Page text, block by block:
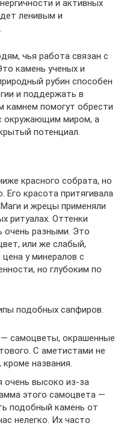
и активных
ленивым и
чья работа связан с
камень ученых и
рубин способен
и поддержать в
камнем помогут обрести
окружающим миром, а
потенциал.
красного собрата, но
красота притягивала
и жрецы применяли
ритуалах. Оттенки
очень разными. Это
или же слабый,
у минералов с
но глубоким по
подобных сапфиров.
самоцветы, окрашенные
С аметистами не
названия.
очень высоко из-за
этого самоцвета —
подобный камень от
нелегко. Их часто